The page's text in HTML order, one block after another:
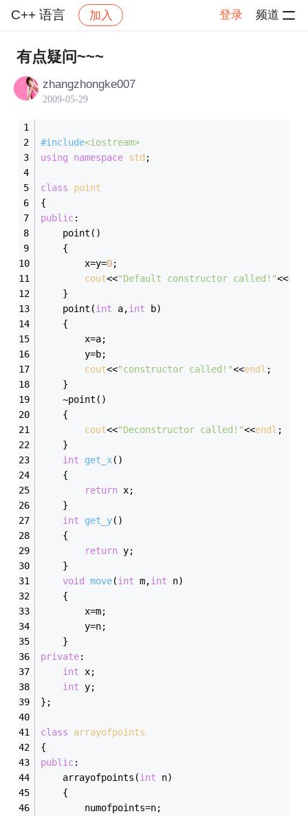
C++ 语言 加入 登录 频道
社区 C++ 语言
有点疑问~~~
zhangzhongke007
2009-05-29
#include<iostream>
using
namespace std ;
class
point
{
public:
	point()
	{
		x=y=
0;
cout<<"Default constructor called!"<<
	}
	point(
int a,int b)
	{
		x=a;
		y=b;
cout<<"constructor called!"<<endl ;
	}
	~point()
	{
cout<<"Deconstructor called!"<<endl ;
	}
int
get_x()
	{
return x;
	}
int
get_y()
	{
return y;
	}
void
move(int m,int n)
	{
		x=m;
		y=n;
	}
private:
int x;
int y;
};
class
arrayofpoints
{
public:
	arrayofpoints(
int n)
	{
		numofpoints=n;